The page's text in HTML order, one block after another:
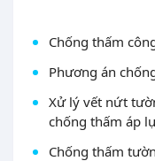
Chống thấm
Phương án
Xử lý vết nứt
chống thấm áp
Chống thấm